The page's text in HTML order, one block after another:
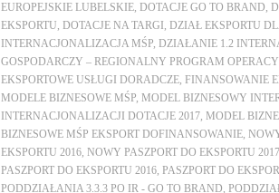
EUROPEJSKIE LUBELSKIE DOTACJE GO TO BRAND
EKSPORTU DOTACJE NA TARGI DZIAŁ EKSPORTU
INTERNACJONALIZACJA MŚP DZIAŁANIE 1.2
GOSPODARCZY – REGIONALNY PROGRAM
EKSPORTOWE USŁUGI DORADCZE FINANSOWANIE
MODELE BIZNESOWE MŚP MODEL BIZNESOWY
INTERNACJONALIZACJI DOTACJE 2017 MODEL
BIZNESOWE MŚP EKSPORT DOFINANSOWANIE
EKSPORTU 2016 NOWY PASZPORT DO EKSPORTU 2017
PASZPORT DO EKSPORTU 2016 PASZPORT DO
PODDZIAŁANIA 3.3.3 PO IR - GO TO BRAND